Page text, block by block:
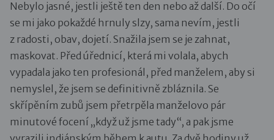
Nebylo jasné, jestli ještě ten den nebo až další. Do očí
se mi jako pokaždé hrnuly slzy, sama nevím, jestli
z radosti, obav, dojetí. Snažila jsem se je zahnat,
maskovat. Před úřednicí, která mi volala, abych
vypadala jako ten profesionál, před manželem, aby si
nemyslel, že jsem se definitivně zbláznila. Se
skřípěním zubů jsem přetrpěla manželovo pár
minutové focení „když už jsme tady“, a pak jsme